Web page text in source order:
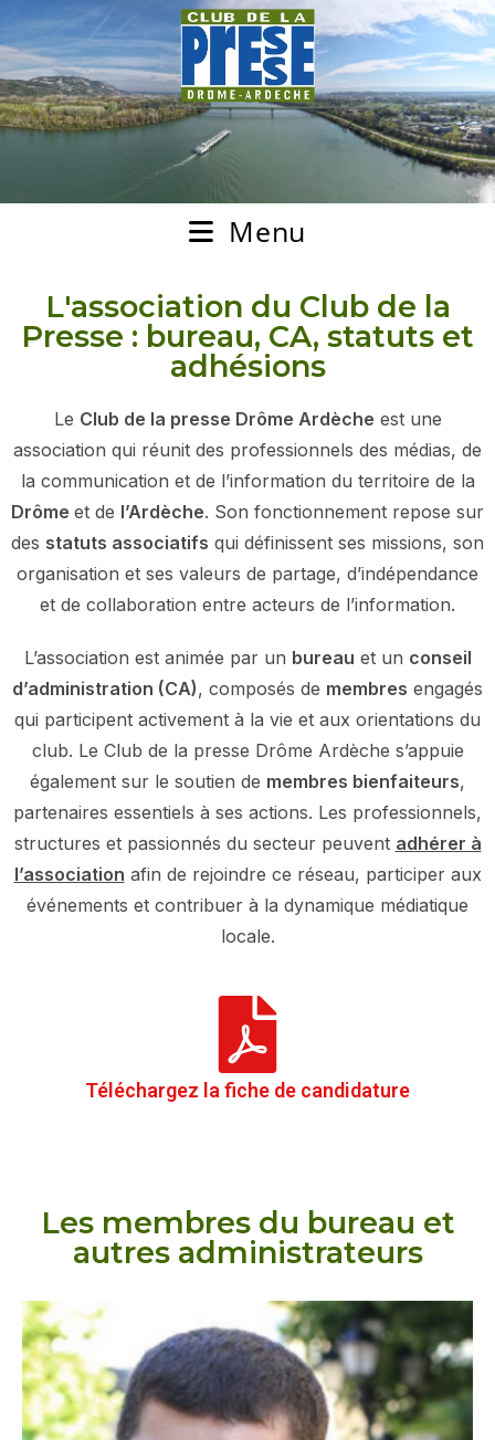
Menu
L'association du Club de la
Presse : bureau, CA, statuts et
adhésions
Le Club de la presse Drôme Ardèche est une
association qui réunit des professionnels des médias, de
la communication et de l’information du territoire de la
Drôme et de l’Ardèche. Son fonctionnement repose sur
des statuts associatifs qui définissent ses missions, son
organisation et ses valeurs de partage, d’indépendance
et de collaboration entre acteurs de l’information.
L’association est animée par un bureau et un conseil
d’administration (CA), composés de membres engagés
qui participent activement à la vie et aux orientations du
club. Le Club de la presse Drôme Ardèche s’appuie
également sur le soutien de membres bienfaiteurs,
partenaires essentiels à ses actions. Les professionnels,
structures et passionnés du secteur peuvent adhérer à
l’association afin de rejoindre ce réseau, participer aux
événements et contribuer à la dynamique médiatique
locale.
Téléchargez la fiche de candidature
Les membres du bureau et
autres administrateurs